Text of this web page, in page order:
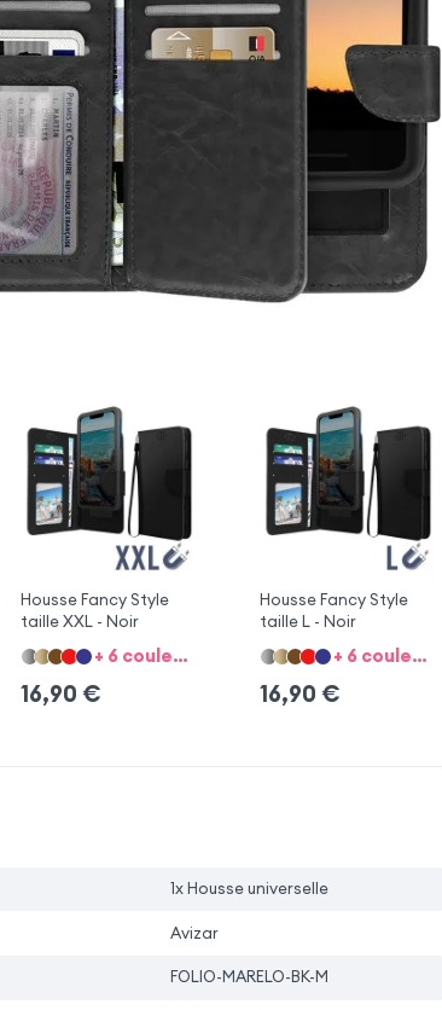
Housse Fancy Style
taille XXL - Noir
+ 6 couleurs + 4 tailles
16,90 €
Housse Fancy Style
taille L - Noir
+ 6 couleurs + 4 tailles
16,90 €
1x Housse universelle
Avizar
FOLIO-MARELO-BK-M